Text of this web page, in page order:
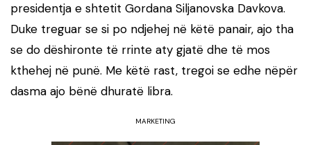
presidentja e shtetit Gordana Siljanovska Davkova.
Duke treguar se si po ndjehej në këtë panair, ajo tha
se do dëshironte të rrinte aty gjatë dhe të mos
kthehej në punë. Me këtë rast, tregoi se edhe nëpër
dasma ajo bënë dhuratë libra.
MARKETING